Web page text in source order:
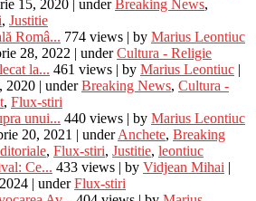
15, 2020 | underBreaking News,
, Justitie
Româ... 774 views | by Marius Leontiuc
28, 2022 | underCultura - Religie
la... 461 views | by Marius Leontiuc |
2020 | underBreaking News, Cultura -
, Flux-stiri
unui... 440 views | by Marius Leontiuc
20, 2021 | underAnchete, Breaking
, Flux-stiri, Justitie, leontiuc
Ce... 433 views | by Vidjean Mihai |
| underFlux-stiri